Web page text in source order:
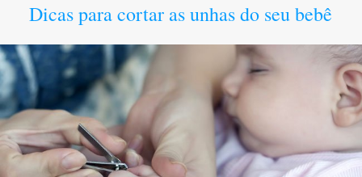
Dicas para cortar as unhas do seu bebê